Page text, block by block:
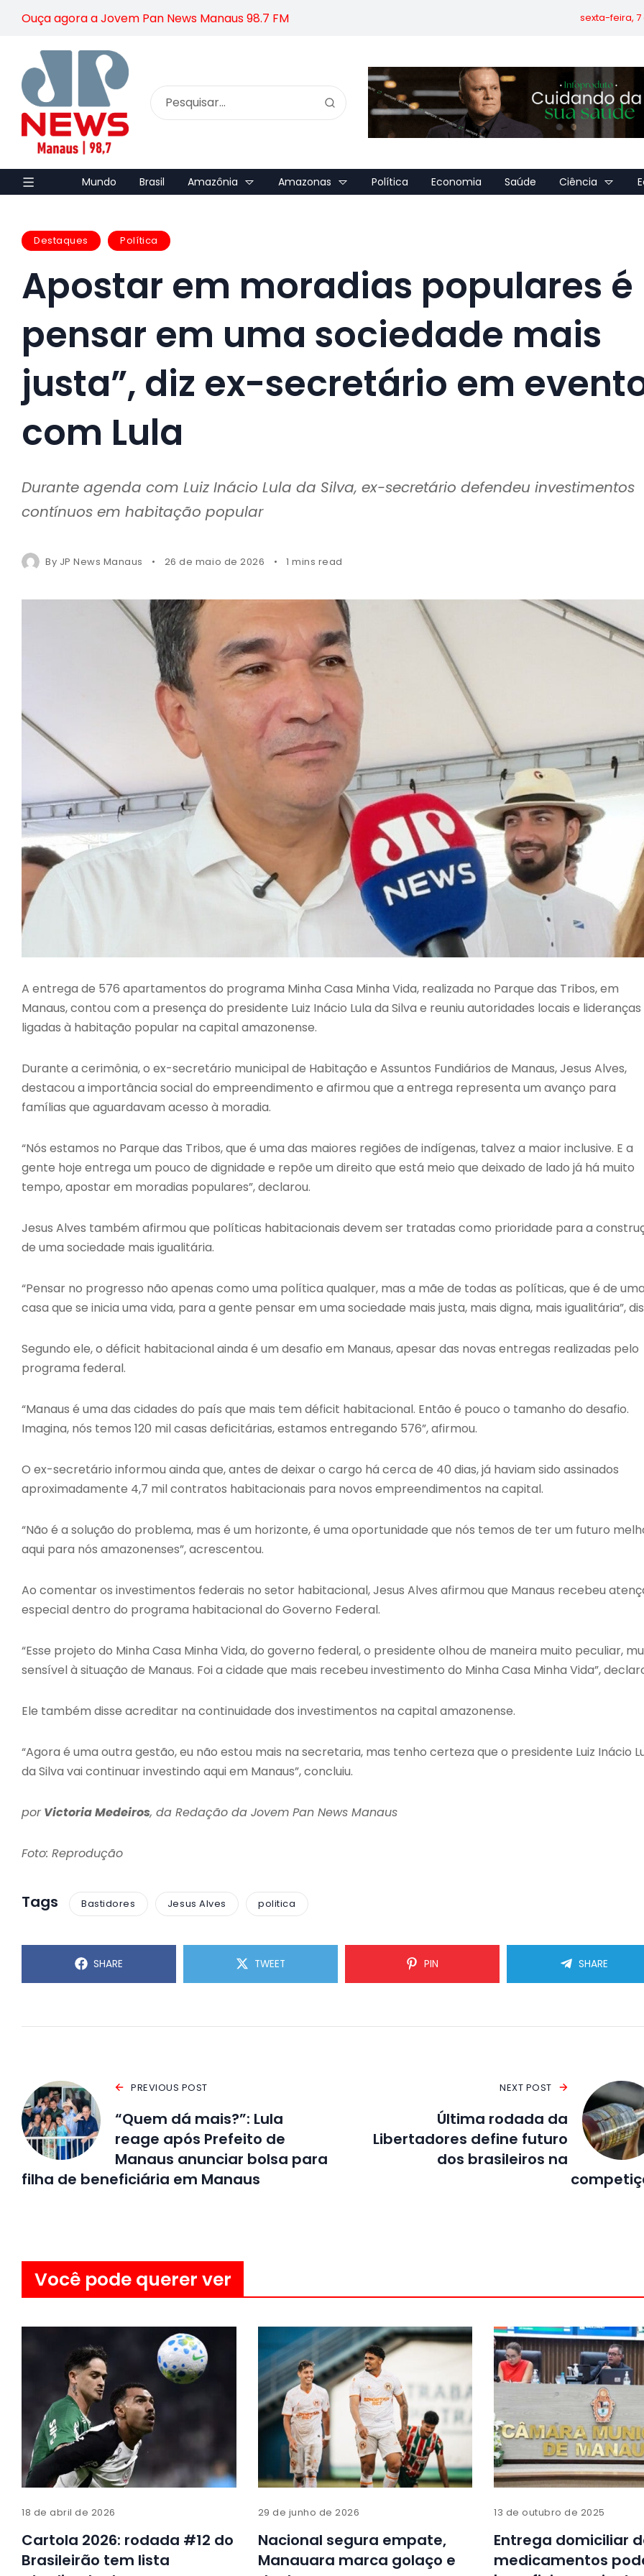
Ouça agora a Jovem Pan News Manaus 98.7 FM sexta-feira, 7
Mundo Brasil Amazônia Amazonas Política Economia Saúde Ciência
Destaques Política
Apostar em moradias populares é
pensar em uma sociedade mais
justa”, diz ex-secretário em
com Lula
Durante agenda com Luiz Inácio Lula da Silva, ex-secretário defendeu investimentos
contínuos em habitação popular
By JP News Manaus 26 de maio de 2026 1 mins read
A entrega de 576 apartamentos do programa Minha Casa Minha Vida, realizada no Parque das Tribos, em
Manaus, contou com a presença do presidente Luiz Inácio Lula da Silva e reuniu autoridades locais e lideranças
ligadas à habitação popular na capital amazonense.
Durante a cerimônia, o ex-secretário municipal de Habitação e Assuntos Fundiários de Manaus,Jesus Alves,
destacou a importância social do empreendimento e afirmou que a entrega representa um avanço para
famílias que aguardavam acesso à moradia.
“Nós estamos no Parque das Tribos, que é uma das maiores regiões de indígenas, talvez a maior inclusive. E a
gente hoje entrega um pouco de dignidade e repõe um direito que está meio que deixado de lado já há muito
tempo, apostar em moradias populares”, declarou.
Jesus Alves também afirmou que políticas habitacionais devem ser tratadas como prioridade para a
de uma sociedade mais igualitária.
“Pensar no progresso não apenas como uma política qualquer, mas a mãe de todas as políticas, que é de
casa que se inicia uma vida, para a gente pensar em uma sociedade mais justa, mais digna, mais igualitária”,
Segundo ele, o déficit habitacional ainda é um desafio em Manaus, apesar das novas entregas realizadas pelo
programa federal.
“Manaus é uma das cidades do país que mais tem déficit habitacional. Então é pouco o tamanho do desafio.
Imagina, nós temos 120 mil casas deficitárias, estamos entregando 576”, afirmou.
O ex-secretário informou ainda que, antes de deixar o cargo há cerca de 40 dias, já haviam sido assinados
aproximadamente 4,7 mil contratos habitacionais para novos empreendimentos na capital.
“Não é a solução do problema, mas é um horizonte, é uma oportunidade que nós temos de ter um futuro
aqui para nós amazonenses”, acrescentou.
Ao comentar os investimentos federais no setor habitacional, Jesus Alves afirmou que Manaus recebeu
especial dentro do programa habitacional do Governo Federal.
“Esse projeto do Minha Casa Minha Vida, do governo federal, o presidente olhou de maneira muito peculiar,
sensível à situação de Manaus. Foi a cidade que mais recebeu investimento do Minha Casa Minha Vida”,
Ele também disse acreditar na continuidade dos investimentos na capital amazonense.
“Agora é uma outra gestão, eu não estou mais na secretaria, mas tenho certeza que o presidente Luiz Inácio
da Silva vai continuar investindo aqui em Manaus”, concluiu.
porVictoria Medeiros, da Redação da Jovem Pan News Manaus
Foto: Reprodução
Tags Bastidores Jesus Alves politica
SHARE TWEET PIN SHARE
PREVIOUS POST
“Quem dá mais?”: Lula
reage após Prefeito de
Manaus anunciar bolsa para
filha de beneficiária em Manaus
NEXT POST
Última rodada da
Libertadores define futuro
dos brasileiros na
Você pode querer ver
18 de abril de 2026
Cartola 2026: rodada #12 do
Brasileirão tem lista
29 de junho de 2026
Nacional segura empate,
Manauara marca golaço e
13 de outubro de 2025
Entrega domiciliar
medicamentos